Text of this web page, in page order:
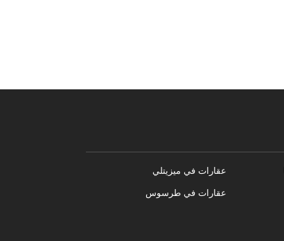
عقارات في ميزيتلي
عقارات في طرسوس